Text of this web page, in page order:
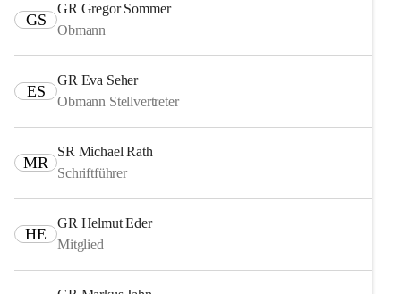
GS
GR Gregor Sommer
Obmann
ES
GR Eva Seher
Obmann Stellvertreter
MR
SR Michael Rath
Schriftführer
HE
GR Helmut Eder
Mitglied